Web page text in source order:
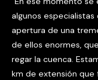
algunos especialistas
apertura de una
de ellos enormes,
regar la cuenca.
km de extensión que